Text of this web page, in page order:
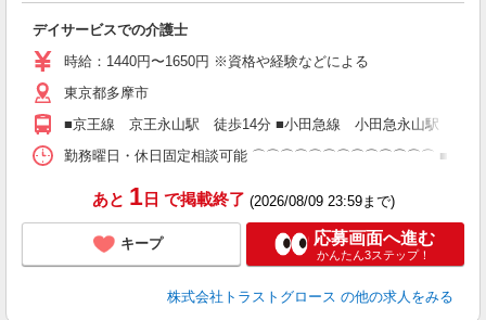
デイサービスでの介護士
時給：1440円〜1650円 ※資格や経験などによる
東京都多摩市
■京王線 京王永山駅 徒歩14分 ■小田急線 小田急永山駅 徒歩
勤務曜日・休日固定相談可能 ⌒⌒⌒⌒⌒⌒⌒⌒⌒⌒⌒⌒⌒ ■8:15〜
あと 1日 で掲載終了 (2026/08/09 23:59まで)
キープ 応募画面へ進む
かんたん3ステップ！
株式会社トラストグロース の他の求人をみる